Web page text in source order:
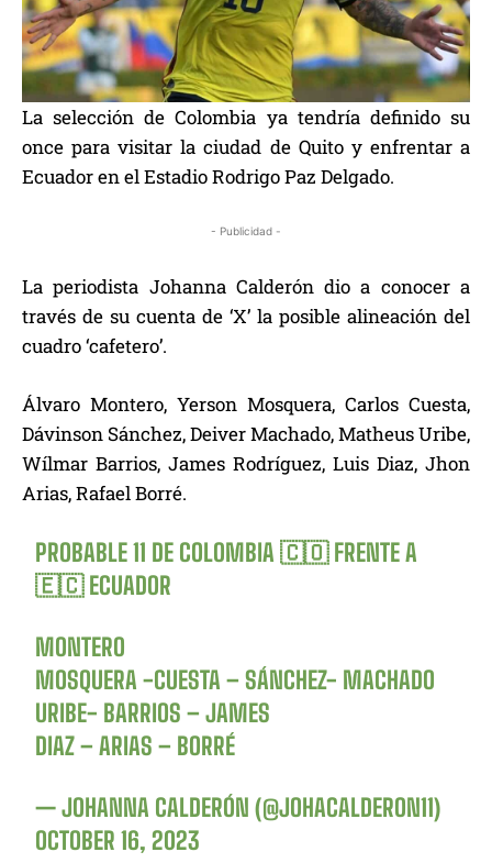
La selección de Colombia ya tendría definido su
once para visitar la ciudad de Quito y enfrentar a
Ecuador en el Estadio Rodrigo Paz Delgado.
- Publicidad -
La periodista Johanna Calderón dio a conocer a
través de su cuenta de ‘X’ la posible alineación del
cuadro ‘cafetero’.
Álvaro Montero, Yerson Mosquera, Carlos Cuesta,
Dávinson Sánchez, Deiver Machado, Matheus Uribe,
Wílmar Barrios, James Rodríguez, Luis Diaz, Jhon
Arias, Rafael Borré.
PROBABLE 11 DE COLOMBIA 🇨🇴 FRENTE A
🇪🇨 ECUADOR
MONTERO
MOSQUERA -CUESTA – SÁNCHEZ- MACHADO
URIBE- BARRIOS – JAMES
DIAZ – ARIAS – BORRÉ
— JOHANNA CALDERÓN (@JOHACALDERON11)
OCTOBER 16, 2023